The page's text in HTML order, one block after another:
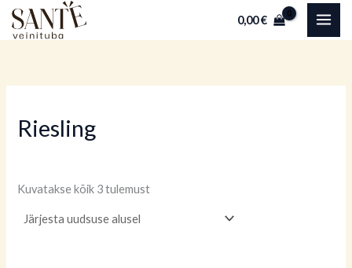
Skip
0,00€
Riesling
Kuvatakse kõik 3 tulemust